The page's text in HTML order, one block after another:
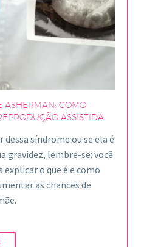
ASHERMAN: COMO
ASSISTIDA
dessa síndrome ou se ela é
gravidez, lembre-se: você
explicar o que é e como
as chances de